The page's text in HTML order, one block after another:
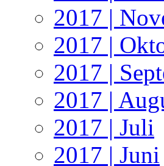
2017 |
2017 |
2017 |
2017 |
2017 | Juli
2017 | Juni